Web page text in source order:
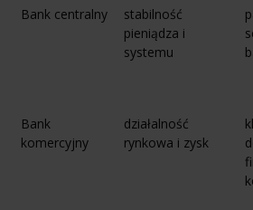
Bank centralny
stabilność
pieniądza i
systemu
Bank
komercyjny
działalność
rynkowa i zysk